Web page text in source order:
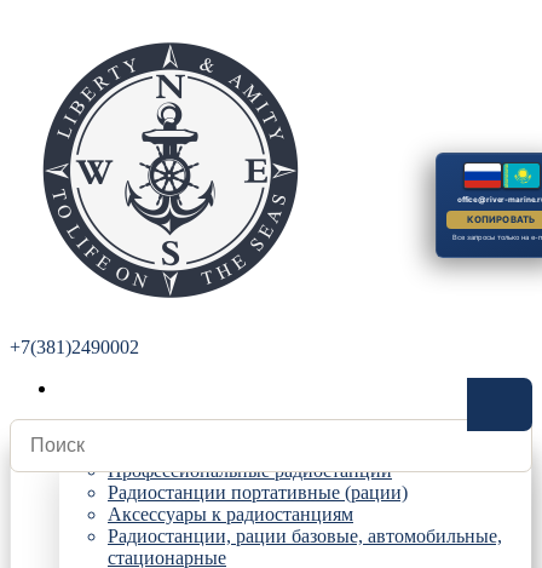
+7(381)2490002
Радиостанции
Профессиональные радиостанции
Радиостанции портативные (рации)
Аксессуары к радиостанциям
Радиостанции, рации базовые, автомобильные,
стационарные
office@river-
КОПИРОВАТЬ
Все запросы только на e-